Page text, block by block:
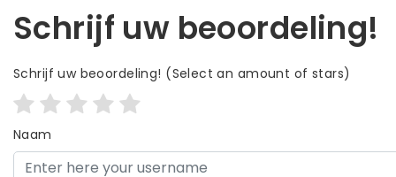
Schrijf uw beoordeling!
Schrijf uw beoordeling! (Select an amount of stars)
Naam